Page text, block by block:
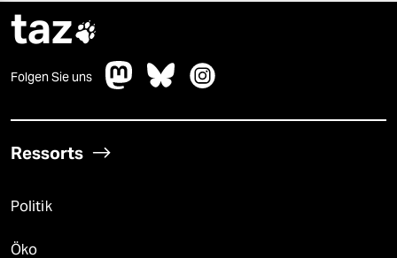
taz
Folgen Sie uns
Ressorts
Politik
Öko